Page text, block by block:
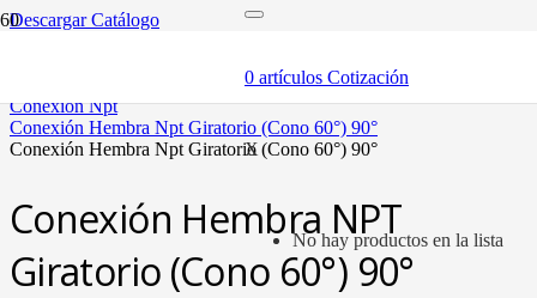
0 artículos Cotización
X
No hay productos en la lista
Descargar Catálogo
mangueras hidráulicas y fittings
conexión npt
conexión hembra npt giratorio (cono 60°) 90°
conexión hembra npt giratorio (cono 60°) 90°
Conexión Hembra NPT
Giratorio (Cono 60°) 90°